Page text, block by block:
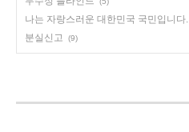
나는 자랑스러운 대한민국 국민입니다.
분실신고 (9)